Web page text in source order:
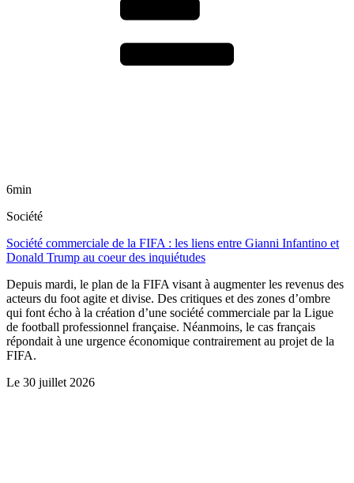
6min
Société
Société commerciale de la FIFA : les liens entre Gianni Infantino et
Donald Trump au coeur des inquiétudes
Depuis mardi, le plan de la FIFA visant à augmenter les revenus des
acteurs du foot agite et divise. Des critiques et des zones d’ombre
qui font écho à la création d’une société commerciale par la Ligue
de football professionnel française. Néanmoins, le cas français
répondait à une urgence économique contrairement au projet de la
FIFA.
Le 30 juillet 2026